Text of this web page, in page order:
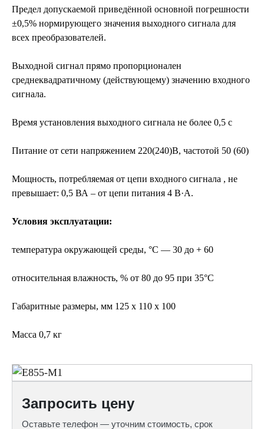
Предел допускаемой приведённой основной погрешности
±0,5% нормирующего значения выходного сигнала для
всех преобразователей.
Выходной сигнал прямо пропорционален
среднеквадратичному (действующему) значению входного
сигнала.
Время установления выходного сигнала не более 0,5 с
Питание от сети напряжением 220(240)В, частотой 50 (60)
Мощность, потребляемая от цепи входного сигнала , не
превышает: 0,5 ВА – от цепи питания 4 В·А.
Условия эксплуатации:
температура окружающей среды, °С — 30 до + 60
относительная влажность, % от 80 до 95 при 35°С
Габаритные размеры, мм 125 х 110 х 100
Масса 0,7 кг
Запросить цену
Оставьте телефон — уточним стоимость, срок